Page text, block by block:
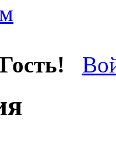
Гость!